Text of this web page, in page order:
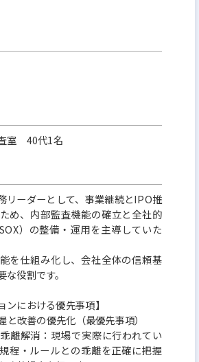
で一番の企業になることが目標
で、上場後に時価総額を向上さ
客様からの信用信頼が必須であ
めにはグッドコンプライアンス
でなくてはなりません。
理体制を構築し、ミスのない決
バランスシートからすべてが変
題が起こりかねません。
、IPOを達成しする環境づくりを
を目指せる企業を創る、
会社であり、貴殿が転職したい
企業とは遠いものになる
室 40代1名
リーダーとして、事業継続とIPO推
め、内部監査機能の確⽴と全社的
）の整備‧運⽤を主導していた
を仕組み化し、会社全体の信頼基
役割です。
ンにおける優先事項】
と改善の優先化（最優先事項）
離解消：現場で実際に⾏われてい
程‧ルールとの乖離を正確に把握